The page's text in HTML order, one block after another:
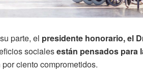
parte, el presidente honorario, el
socialesestán pensados para
por ciento comprometidos.